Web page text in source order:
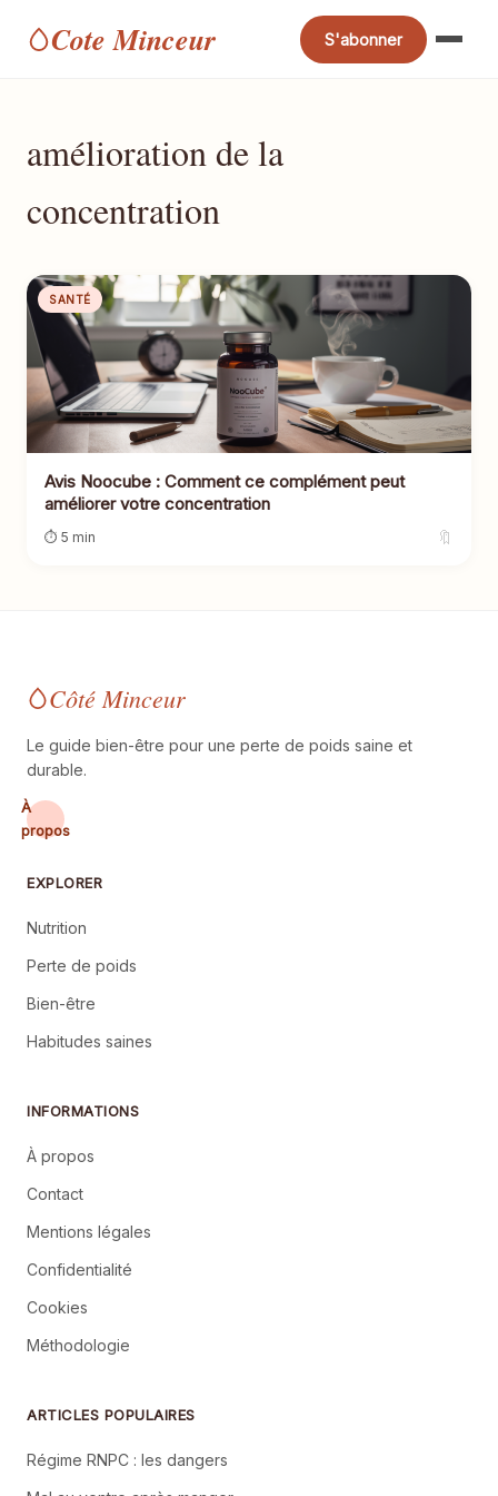
Cote Minceur S'abonner
amélioration de la
concentration
SANTÉ
Avis Noocube : Comment ce complément peut
améliorer votre concentration
⏱ 5 min 🔖
Côté Minceur
Le guide bien-être pour une perte de poids saine et
durable.
À
propos
EXPLORER
Nutrition
Perte de poids
Bien-être
Habitudes saines
INFORMATIONS
À propos
Contact
Mentions légales
Confidentialité
Cookies
Méthodologie
ARTICLES POPULAIRES
Régime RNPC : les dangers